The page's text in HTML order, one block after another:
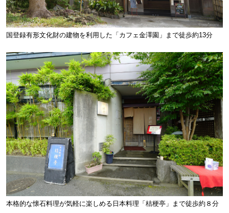
国登録有形文化財の建物を利用した「カフェ金澤園」まで徒歩約13分
本格的な懐石料理が気軽に楽しめる日本料理「桔梗亭」まで徒歩約８分